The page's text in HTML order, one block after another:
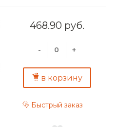
468.90 руб.
- +
в корзину
Быстрый заказ